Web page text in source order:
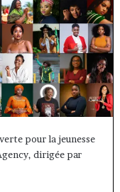
pour la jeunesse
dirigée par